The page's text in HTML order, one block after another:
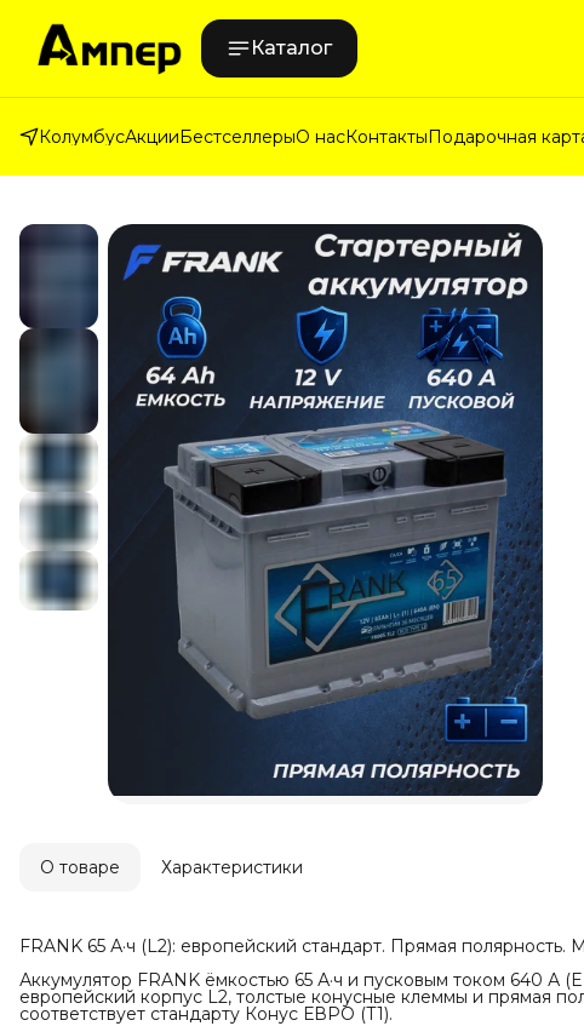
Каталог
КолумбусАкцииБестселлерыО насКонтактыПодарочная
О товаре Характеристики
FRANK 65 А·ч (L2): европейский стандарт. Прямая полярность.
Аккумулятор FRANK ёмкостью 65 А·ч и пусковым током 640 А
европейский корпус L2, толстые конусные клеммы и прямая
соответствует стандарту Конус ЕВРО (Т1).